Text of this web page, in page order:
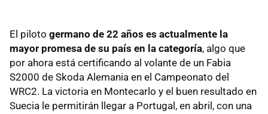
El piloto germano de 22 años es actualmente la
mayor promesa de su país en la categoría, algo que
por ahora está certificando al volante de un Fabia
S2000 de Skoda Alemania en el Campeonato del
WRC2. La victoria en Montecarlo y el buen resultado en
Suecia le permitirán llegar a Portugal, en abril, con una